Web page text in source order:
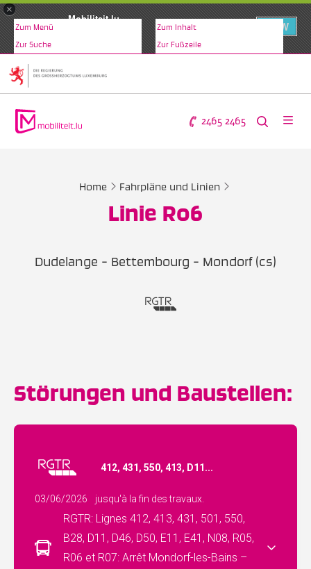
×
Mobiliteit.lu
VIEW
Zum Menü Zum Inhalt
Zur Suche Zur Fußzeile
2465 2465
Home Fahrpläne und Linien
Linie R06
Dudelange - Bettembourg - Mondorf (cs)
Störungen und Baustellen:
412, 431, 550, 413, D11...
03/06/2026 jusqu'à la fin des travaux.
RGTR: Lignes 412, 413, 431, 501, 550,
B28, D11, D46, D50, E11, E41, N08, R05,
R06 et R07: Arrêt Mondorf-les-Bains –